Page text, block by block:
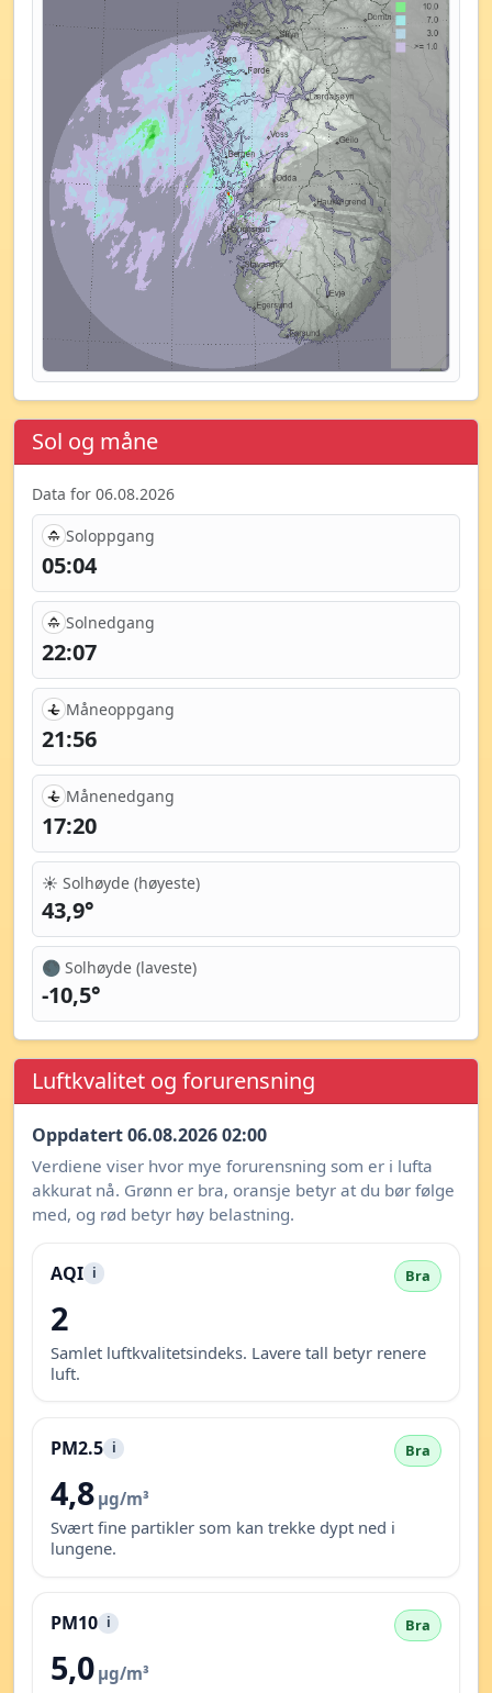
Sol og måne
Data for 06.08.2026
Soloppgang
05:04
Solnedgang
22:07
Måneoppgang
21:56
Månenedgang
17:20
☀️ Solhøyde (høyeste)
43,9°
🌑 Solhøyde (laveste)
-10,5°
Luftkvalitet og forurensning
Oppdatert 06.08.2026 02:00
Verdiene viser hvor mye forurensning som er i lufta
akkurat nå. Grønn er bra, oransje betyr at du bør følge
med, og rød betyr høy belastning.
AQI i Bra
2
Samlet luftkvalitetsindeks. Lavere tall betyr renere
luft.
PM2.5 i Bra
4,8 µg/m³
Svært fine partikler som kan trekke dypt ned i
lungene.
PM10 i Bra
5,0 µg/m³